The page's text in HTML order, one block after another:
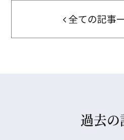
全ての記事
過去の